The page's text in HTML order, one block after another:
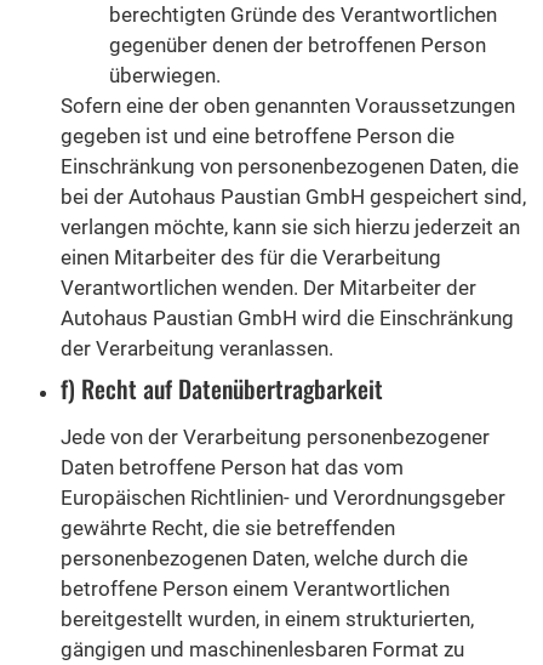
berechtigten Gründe des Verantwortlichen
gegenüber denen der betroffenen Person
überwiegen.
Sofern eine der oben genannten Voraussetzungen
gegeben ist und eine betroffene Person die
Einschränkung von personenbezogenen Daten, die
bei der Autohaus Paustian GmbH gespeichert sind,
verlangen möchte, kann sie sich hierzu jederzeit an
einen Mitarbeiter des für die Verarbeitung
Verantwortlichen wenden. Der Mitarbeiter der
Autohaus Paustian GmbH wird die Einschränkung
der Verarbeitung veranlassen.
f) Recht auf Datenübertragbarkeit
Jede von der Verarbeitung personenbezogener
Daten betroffene Person hat das vom
Europäischen Richtlinien- und Verordnungsgeber
gewährte Recht, die sie betreffenden
personenbezogenen Daten, welche durch die
betroffene Person einem Verantwortlichen
bereitgestellt wurden, in einem strukturierten,
gängigen und maschinenlesbaren Format zu